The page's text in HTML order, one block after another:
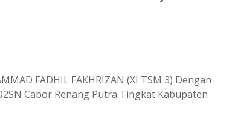
FADHIL FAKHRIZAN (XI TSM 3) Dengan
Cabor Renang Putra Tingkat Kabupaten